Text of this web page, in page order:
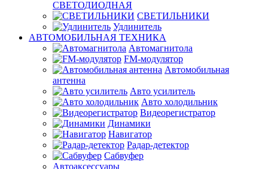
СВЕТОДИОДНАЯ
СВЕТИЛЬНИКИ
Удлинитель
АВТОМОБИЛЬНАЯ ТЕХНИКА
Автомагнитола
FM-модулятор
Автомобильная
антенна
Авто усилитель
Авто холодильник
Видеорегистратор
Динамики
Навигатор
Радар-детектор
Сабвуфер
Автоаксессуары